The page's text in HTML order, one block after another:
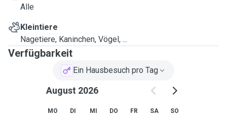
Alle
Kleintiere
Nagetiere, Kaninchen, Vögel, ...
Verfügbarkeit
Ein Hausbesuch pro Tag
August 2026
MO DI MI DO FR SA SO